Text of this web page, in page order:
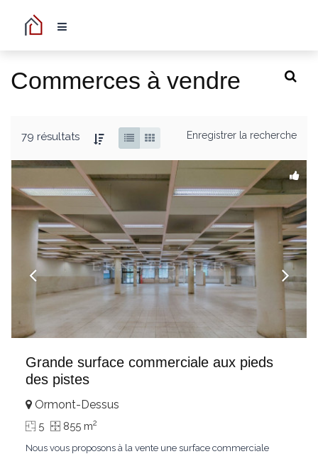
Commerces à vendre
79 résultats Enregistrer la recherche
Grande surface commerciale aux pieds
des pistes
Ormont-Dessus
5 855 m2
Nous vous proposons à la vente une surface commerciale